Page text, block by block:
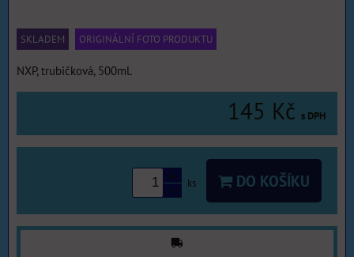
SKLADEM ORIGINÁLNÍ FOTO PRODUKTU
NXP, trubičková, 500ml.
145 Kč s DPH
ks DO KOŠÍKU